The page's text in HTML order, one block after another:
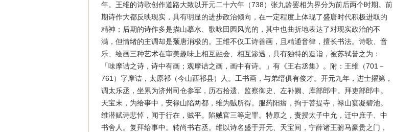
年。王维的诗歌创作道路大致以开元二十六年（738）张九龄罢相为界分为前后两个时期。前
期诗作大都反映现实，具有明显的进步政治倾向，在一定程度上体现了盛唐时代积极进取的
精神；后期的诗作多是描山摹水、歌咏田园风光的，其中也曲折地表达了对现实政治的不
满，但情绪的主调却是颓唐消极的。王维不仅工诗善画，且精通音律，擅长书法。诗歌、音
乐、绘画三种艺术在审美趣味上相互融会、相互渗透，具有独特的造诣，被苏轼誉之为：
「味摩诘之诗，诗中有画；观摩诘之画，画中有诗。」有《王右丞集》。附：王维（701－
761）字摩诘，太原祁（今山西祁县）人。工书画，与弟缙俱有俊才。开元九年，进士擢第，
调太乐丞，坐累为济州司仓参军，历右拾遗、监察御史、左补阙、库部郎中。拜吏部郎中。
天宝末，为给事中，安禄山陷两都，维为贼所得。服药阳瘖，拘于菩提寺，禄山宴凝碧池。
维潜赋诗悲悼，闻于行在，贼平。陷贼官三等定罪。特原之，责授太子中允，迁中庶子、中
书舍人。复拜给事中。转尚书右丞。维以诗名盛于开元、天宝间，宁薛诸王驸马豪贵之门，